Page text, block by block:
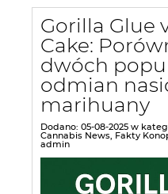
LSD Auto
20,00 zł
Gorilla Glue
Cake:
dwóch
odmian
marihuany
Dodano: 05-08-2025 w
Cannabis News, Fakty
admin